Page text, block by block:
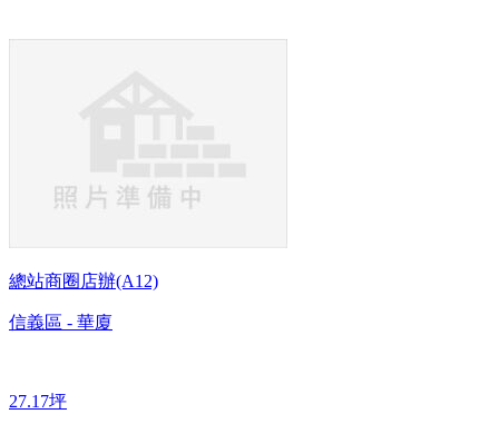
總站商圈店辦(A12)
信義區 - 華廈
27.17坪